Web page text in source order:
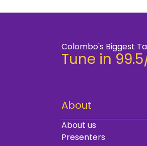
Colombo's Biggest
Tune in
About
About us
Presenters